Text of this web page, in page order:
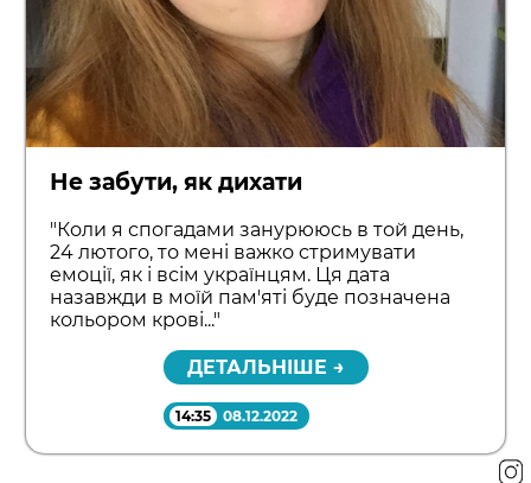
Не забути, як дихати
"Коли я спогадами занурююсь в той день,
24 лютого, то мені важко стримувати
емоції, як і всім українцям. Ця дата
назавжди в моїй пам'яті буде позначена
кольором крові..."
ДЕТАЛЬНІШЕ →
14:35 08.12.2022